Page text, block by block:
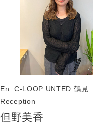
En: C-LOOP UNTED 鶴見
Reception
但野美香